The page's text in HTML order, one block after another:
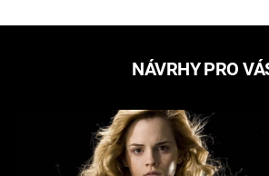
NÁVRHY PRO